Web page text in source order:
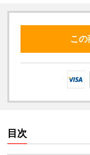
こ
目次